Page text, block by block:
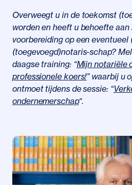
Overweegt u in de toekomst
worden en heeft u behoefte
voorbereiding op een eventueel
(toegevoegd)notaris-schap?
daagse training: “Mijn notariële
professionele koers!” waarbij u
ontmoet tijdens de sessie: “
ondernemerschap“.